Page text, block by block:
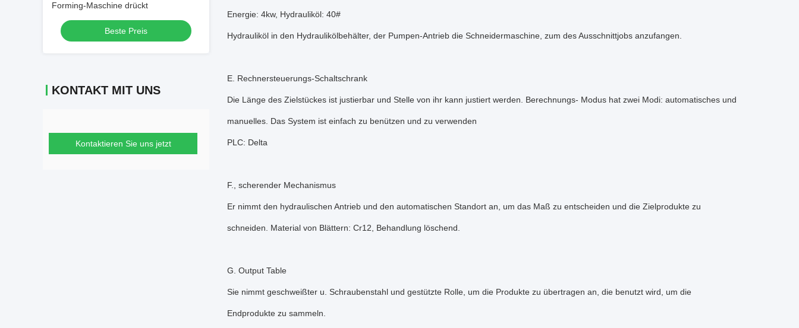
Forming-Maschine drückt
Beste Preis
KONTAKT MIT UNS
Kontaktieren Sie uns jetzt
Energie: 4kw, Hydrauliköl: 40#
Hydrauliköl in den Hydraulikölbehälter, der Pumpen-Antrieb die Schneidermaschine, zum des Ausschnittjobs anzufangen.
E. Rechnersteuerungs-Schaltschrank
Die Länge des Zielstückes ist justierbar und Stelle von ihr kann justiert werden. Berechnungs- Modus hat zwei Modi: automatisches und
manuelles. Das System ist einfach zu benützen und zu verwenden
PLC: Delta
F., scherender Mechanismus
Er nimmt den hydraulischen Antrieb und den automatischen Standort an, um das Maß zu entscheiden und die Zielprodukte zu
schneiden. Material von Blättern: Cr12, Behandlung löschend.
G. Output Table
Sie nimmt geschweißter u. Schraubenstahl und gestützte Rolle, um die Produkte zu übertragen an, die benutzt wird, um die
Endprodukte zu sammeln.